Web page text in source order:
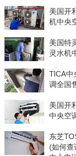
美国开
机中央
美国特
灵水机
TICA中
调全国
美国开
中央空
东芝
(如何